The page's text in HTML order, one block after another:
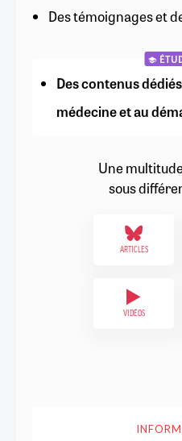
Des témoignages et
Des contenus
médecine et au
Une
sous
ARTICLES
VIDÉOS